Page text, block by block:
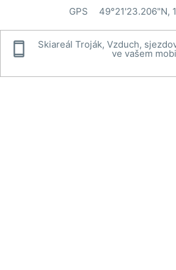
GPS
49°21'23.206"N,
 Skiareál Troják, Vzduch,
ve vašem